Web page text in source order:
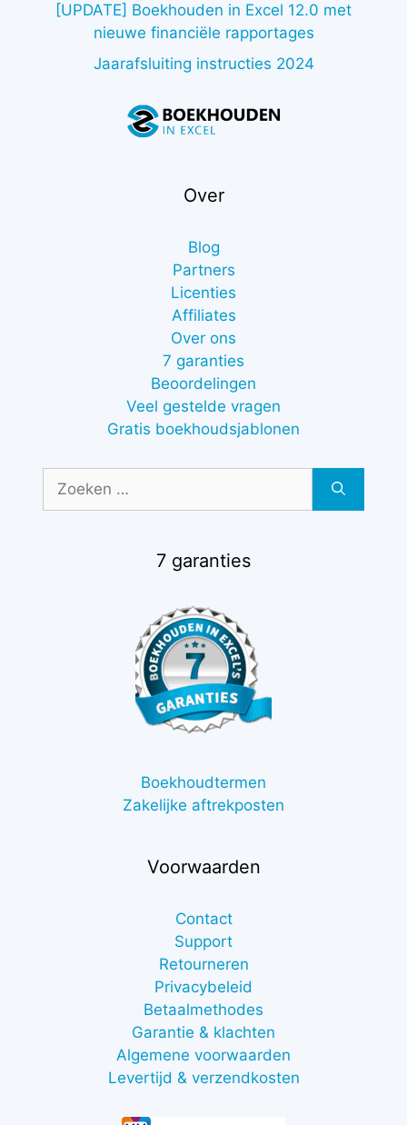
[UPDATE] Boekhouden in Excel 12.0 met
nieuwe financiële rapportages
Jaarafsluiting instructies 2024
Over
Blog
Partners
Licenties
Affiliates
Over ons
7 garanties
Beoordelingen
Veel gestelde vragen
Gratis boekhoudsjablonen
naar:
7 garanties
Boekhoudtermen
Zakelijke aftrekposten
Voorwaarden
Contact
Support
Retourneren
Privacybeleid
Betaalmethodes
Garantie & klachten
Algemene voorwaarden
Levertijd & verzendkosten